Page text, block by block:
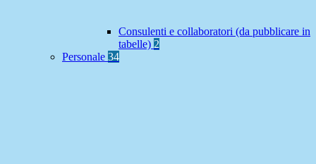
Consulenti e collaboratori (da pubblicare in
tabelle) 2
Personale 34